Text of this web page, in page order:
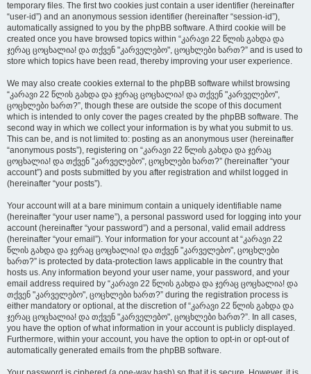
temporary files. The first two cookies just contain a user identifier (hereinafter
“user-id”) and an anonymous session identifier (hereinafter “session-id”),
automatically assigned to you by the phpBB software. A third cookie will be
created once you have browsed topics within “კარავი 22 წლის გახდა და
ჯერაც ცოცხალია! და თქვენ "კარველებო", ცოცხლები ხართ?” and is used to
store which topics have been read, thereby improving your user experience.
We may also create cookies external to the phpBB software whilst browsing
“კარავი 22 წლის გახდა და ჯერაც ცოცხალია! და თქვენ "კარველებო",
ცოცხლები ხართ?”, though these are outside the scope of this document
which is intended to only cover the pages created by the phpBB software. The
second way in which we collect your information is by what you submit to us.
This can be, and is not limited to: posting as an anonymous user (hereinafter
“anonymous posts”), registering on “კარავი 22 წლის გახდა და ჯერაც
ცოცხალია! და თქვენ "კარველებო", ცოცხლები ხართ?” (hereinafter “your
account”) and posts submitted by you after registration and whilst logged in
(hereinafter “your posts”).
Your account will at a bare minimum contain a uniquely identifiable name
(hereinafter “your user name”), a personal password used for logging into your
account (hereinafter “your password”) and a personal, valid email address
(hereinafter “your email”). Your information for your account at “კარავი 22
წლის გახდა და ჯერაც ცოცხალია! და თქვენ "კარველებო", ცოცხლები
ხართ?” is protected by data-protection laws applicable in the country that
hosts us. Any information beyond your user name, your password, and your
email address required by “კარავი 22 წლის გახდა და ჯერაც ცოცხალია! და
თქვენ "კარველებო", ცოცხლები ხართ?” during the registration process is
either mandatory or optional, at the discretion of “კარავი 22 წლის გახდა და
ჯერაც ცოცხალია! და თქვენ "კარველებო", ცოცხლები ხართ?”. In all cases,
you have the option of what information in your account is publicly displayed.
Furthermore, within your account, you have the option to opt-in or opt-out of
automatically generated emails from the phpBB software.